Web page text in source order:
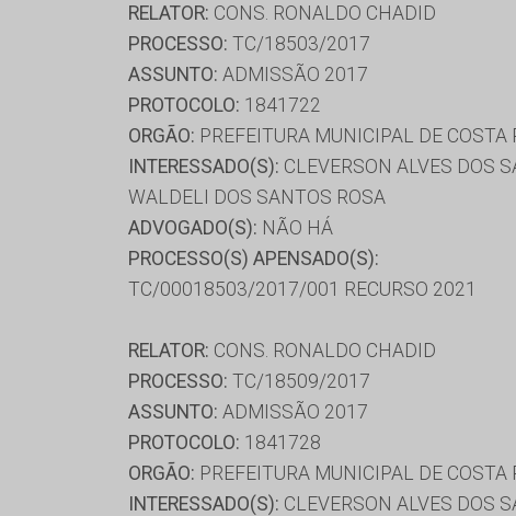
RELATOR: CONS. RONALDO CHADID
PROCESSO: TC/18503/2017
ASSUNTO: ADMISSÃO 2017
PROTOCOLO: 1841722
ORGÃO: PREFEITURA MUNICIPAL DE COSTA
INTERESSADO(S): CLEVERSON ALVES DOS
WALDELI DOS SANTOS ROSA
ADVOGADO(S): NÃO HÁ
PROCESSO(S) APENSADO(S):
TC/00018503/2017/001 RECURSO 2021
RELATOR: CONS. RONALDO CHADID
PROCESSO: TC/18509/2017
ASSUNTO: ADMISSÃO 2017
PROTOCOLO: 1841728
ORGÃO: PREFEITURA MUNICIPAL DE COSTA
INTERESSADO(S): CLEVERSON ALVES DOS